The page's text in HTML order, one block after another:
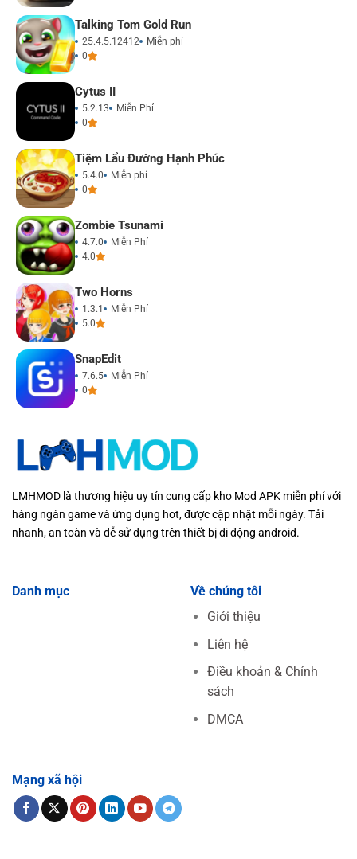
Talking Tom Gold Run
25.4.5.12412
Miễn phí
0
Cytus II
5.2.13
Miễn Phí
0
Tiệm Lẩu Đường Hạnh Phúc
5.4.0
Miễn phí
0
Zombie Tsunami
4.7.0
Miễn Phí
4.0
Two Horns
1.3.1
Miễn Phí
5.0
SnapEdit
7.6.5
Miễn Phí
0
LMHMOD là thương hiệu uy tín cung cấp kho Mod APK miễn phí với
hàng ngàn game và ứng dụng hot, được cập nhật mỗi ngày. Tải
nhanh, an toàn và dễ sử dụng trên thiết bị di động android.
Danh mục
Về chúng tôi
Giới thiệu
Liên hệ
Điều khoản & Chính
sách
DMCA
Mạng xã hội